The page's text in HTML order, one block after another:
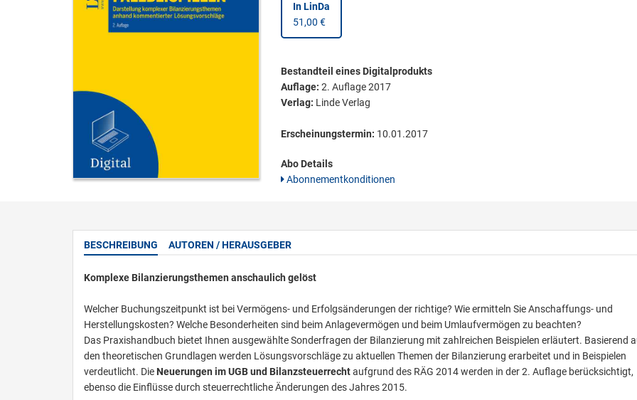
In LinDa
51,00 €
Bestandteil eines Digitalprodukts
Auflage: 2. Auflage 2017
Verlag: Linde Verlag
Erscheinungstermin: 10.01.2017
Abo Details
Abonnementkonditionen
BESCHREIBUNG AUTOREN / HERAUSGEBER
Komplexe Bilanzierungsthemen anschaulich gelöst
Welcher Buchungszeitpunkt ist bei Vermögens- und Erfolgsänderungen der richtige? Wie ermitteln Sie Anschaffungs- und
Herstellungskosten? Welche Besonderheiten sind beim Anlagevermögen und beim Umlaufvermögen zu beachten?
Das Praxishandbuch bietet Ihnen ausgewählte Sonderfragen der Bilanzierung mit zahlreichen Beispielen erläutert. Basierend
den theoretischen Grundlagen werden Lösungsvorschläge zu aktuellen Themen der Bilanzierung erarbeitet und in Beispielen
verdeutlicht. Die Neuerungen im UGB und Bilanzsteuerrechtaufgrund des RÄG 2014 werden in der 2. Auflage berücksichtigt,
ebenso die Einflüsse durch steuerrechtliche Änderungen des Jahres 2015.